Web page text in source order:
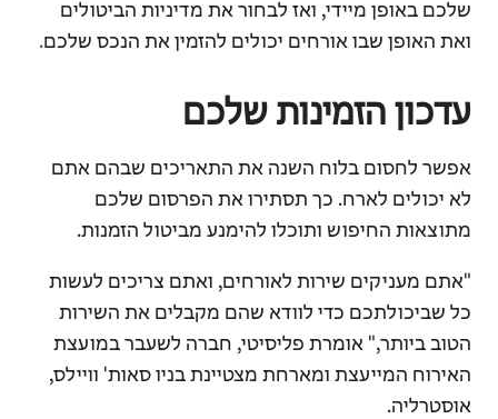
שלכם באופן מיידי, ואז לבחור את מדיניות הביטולים
ואת האופן שבו אורחים יכולים להזמין את הנכס שלכם.
עדכון הזמינות שלכם
אפשר לחסום בלוח השנה את התאריכים שבהם אתם
לא יכולים לארח. כך תסתירו את הפרסום שלכם
מתוצאות החיפוש ותוכלו להימנע מביטול הזמנות.
"אתם מעניקים שירות לאורחים, ואתם צריכים לעשות
כל שביכולתכם כדי לוודא שהם מקבלים את השירות
הטוב ביותר," אומרת פליסיטי, חברה לשעבר במועצת
האירוח המייעצת ומארחת מצטיינת בניו סאות' וויילס,
אוסטרליה.